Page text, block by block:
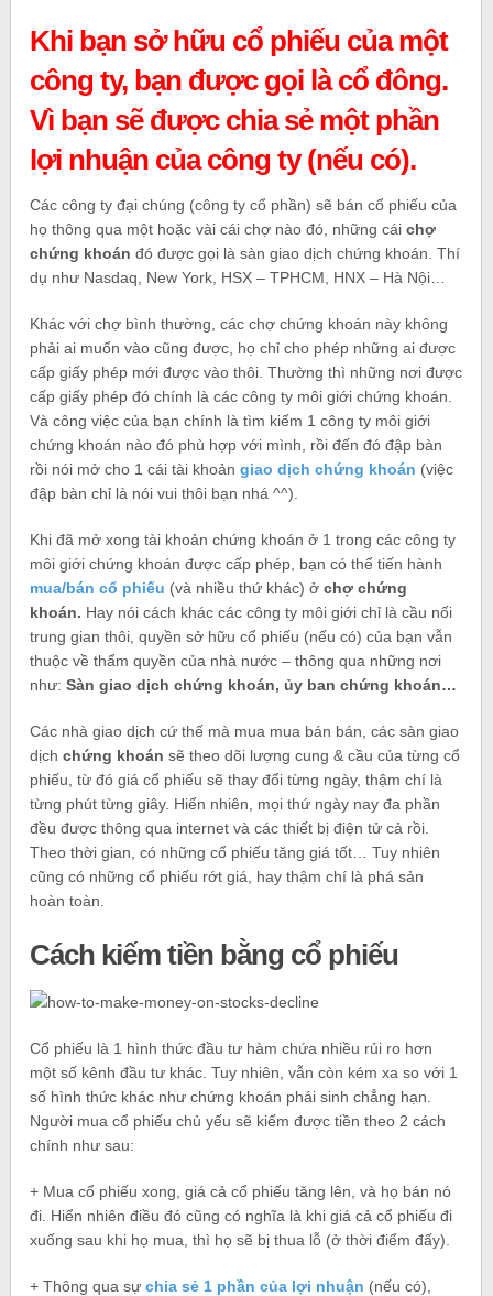
Khi bạn sở hữu cổ phiếu của một
công ty, bạn được gọi là cổ đông.
Vì bạn sẽ được chia sẻ một phần
lợi nhuận của công ty (nếu có).
Các công ty đại chúng (công ty cổ phần) sẽ bán cổ phiếu của
họ thông qua một hoặc vài cái chợ nào đó, những cáichợ
chứng khoán đó được gọi là sàn giao dịch chứng khoán. Thí
dụ như Nasdaq, New York, HSX – TPHCM, HNX – Hà Nội…
Khác với chợ bình thường, các chợ chứng khoán này không
phải ai muốn vào cũng được, họ chỉ cho phép những ai được
cấp giấy phép mới được vào thôi. Thường thì những nơi được
cấp giấy phép đó chính là các công ty môi giới chứng khoán.
Và công việc của bạn chính là tìm kiếm 1 công ty môi giới
chứng khoán nào đó phù hợp với mình, rồi đến đó đập bàn
rồi nói mở cho 1 cái tài khoảngiao dịch chứng khoán (việc
đập bàn chỉ là nói vui thôi bạn nhá ^^).
Khi đã mở xong tài khoản chứng khoán ở 1 trong các công ty
môi giới chứng khoán được cấp phép, bạn có thể tiến hành
mua/bán cổ phiếu (và nhiều thứ khác) ởchợ chứng
khoán. Hay nói cách khác các công ty môi giới chỉ là cầu nối
trung gian thôi, quyền sở hữu cổ phiếu (nếu có) của bạn vẫn
thuộc về thẩm quyền của nhà nước – thông qua những nơi
như:Sàn giao dịch chứng khoán, ủy ban chứng khoán…
Các nhà giao dịch cứ thế mà mua mua bán bán, các sàn giao
dịchchứng khoán sẽ theo dõi lượng cung & cầu của từng cổ
phiếu, từ đó giá cổ phiếu sẽ thay đổi từng ngày, thậm chí là
từng phút từng giây. Hiển nhiên, mọi thứ ngày nay đa phần
đều được thông qua internet và các thiết bị điện tử cả rồi.
Theo thời gian, có những cổ phiếu tăng giá tốt… Tuy nhiên
cũng có những cổ phiếu rớt giá, hay thậm chí là phá sản
hoàn toàn.
Cách kiếm tiền bằng cổ phiếu
Cổ phiếu là 1 hình thức đầu tư hàm chứa nhiều rủi ro hơn
một số kênh đầu tư khác. Tuy nhiên, vẫn còn kém xa so với 1
số hình thức khác như chứng khoán phái sinh chẳng hạn.
Người mua cổ phiếu chủ yếu sẽ kiếm được tiền theo 2 cách
chính như sau:
+ Mua cổ phiếu xong, giá cả cổ phiếu tăng lên, và họ bán nó
đi. Hiển nhiên điều đó cũng có nghĩa là khi giá cả cổ phiếu đi
xuống sau khi họ mua, thì họ sẽ bị thua lỗ (ở thời điểm đấy).
+ Thông qua sựchia sẻ 1 phần của lợi nhuận (nếu có),